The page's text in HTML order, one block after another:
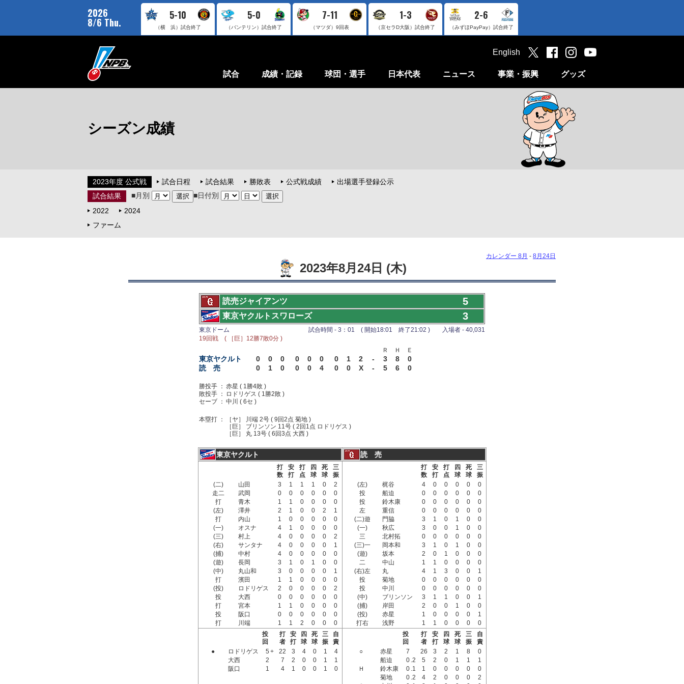
2026
8/6 Thu.
5-10
（横 浜） 試合終了
5-0
（バンテリン） 試合終了
7-11
（マツダ） 9回表
1-3
（京セラD大阪） 試合終了
2-6
（みずほPayPay） 試合終了
試合 成績・記録 球団・選手 日本代表 ニュース 事業・振興 グッズ
English
シーズン成績
2023年度 公式戦 試合日程 試合結果 勝敗表 公式戦成績
出場選手登録公示
試合結果
■月別
■日付別
2022
2024
ファーム
カレンダー 8月 - 8月24日
2023年8月24日 (木)
読売ジャイアンツ 5
東京ヤクルトスワローズ 3
東京ドーム
試合時間 - 3：01 ( 開始18:01 終了21:02 ) 入場者 - 40,031
19回戦 ( ［巨］12勝7敗0分 )
Ｒ
Ｈ Ｅ
東京ヤクルト 0 0 0 0 0 0 0 1 2 - 3 8
0
読 売
0 1 0 0 0 4 0 0 X - 5 6 0
勝投手 ： 赤星 ( 1勝4敗 )
敗投手 ：
ロドリゲス ( 1勝2敗 )
セーブ ： 中川 ( 6セ )
本塁打 ：
［ヤ］ 川端 2号 ( 9回2点 菊地 )
［巨］ ブリンソン 11号 ( 2回1点 ロドリゲス )
［巨］ 丸 13号 ( 6回3点 大西 )
東京ヤクルト 読 売
打
数
安
打
打
点
四
球
死
球
三
振
(二)
山田 3 1 1 1 0
2
走二
武岡 0 0 0 0 0
0
打
青木 1 1 0 0 0
0
(左)
澤井 2 1 0 0 2
1
打
内山 1 0 0 0 0
0
(一)
オスナ 4 1 0 0 0
0
(三)
村上 4 0 0 0 0
2
(右)
サンタナ 4 0 0 0 0
1
(捕)
中村 4 0 0 0 0
0
(遊)
長岡 3 1 0 1 0
0
(中)
丸山和 3 0 0 0 0
1
打
濱田 1 1 0 0 0
0
(投)
ロドリゲス 2 0 0 0 0
2
投
大西 0 0 0 0 0
0
打
宮本 1 1 0 0 0
0
投
阪口 0 0 0 0 0
0
打
川端 1 1 2 0 0 0
打
数
安
打
打
点
四
球
死
球
三
振
(左)
梶谷 4 0 0 0 0
0
投
船迫 0 0 0 0 0
0
投
鈴木康 0 0 0 0 0
0
左
重信 0 0 0 0 0
0
(二)遊
門脇 3 1 0 1 0
0
(一)
秋広 3 0 0 1 0
0
三
北村拓 0 0 0 0 0
0
(三)一
岡本和 3 1 0 1 0
0
(遊)
坂本 2 0 1 0 0
0
二
中山 1 1 0 0 0
0
(右)左
丸 4 1 3 0 0
1
投
菊地 0 0 0 0 0
0
投
中川 0 0 0 0 0
0
(中)
ブリンソン 3 1 1 0 0
1
(捕)
岸田 2 0 0 1 0
0
(投)
赤星 1 0 0 0 0
1
打右
浅野 1 1 0 0 0
0
投
回
打
者
安
打
四
球
死
球
三
振
自
責
●
ロドリゲス 5 + 22 3 4 0 1
4
大西
2 7 2 0 0 1
1
阪口
1 4 1 0 0 1 0
投
回
打
者
安
打
四
球
死
球
三
振
自
責
○
赤星 7 26 3 2 1 8
0
船迫
0 .2 5 2 0 1 1
1
Ｈ
鈴木康 0 .1 1 0 0 0 0
0
菊地
0 .2 4 2 0 0 0
2